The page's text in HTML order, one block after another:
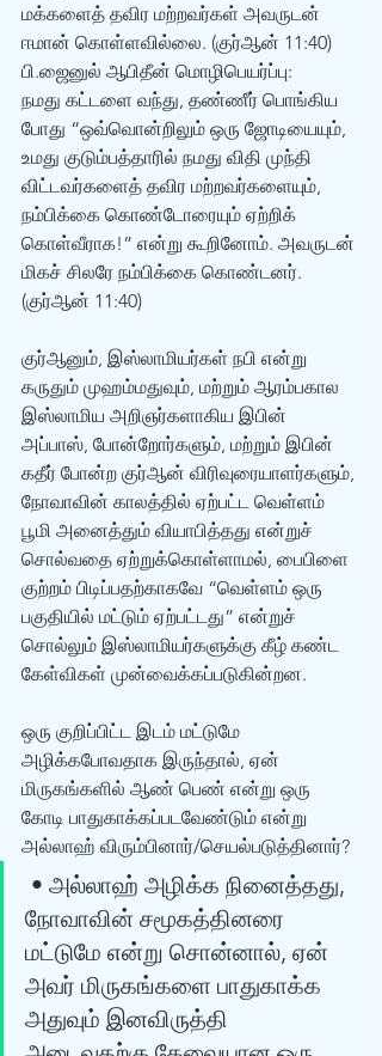
மக்களைத் தவிர மற்றவர்கள் அவருடன்
ஈமான் கொள்ளவில்லை. (குர்‍ஆன் 11:40)
பி.ஜைனுல் ஆபிதீன் மொழிபெயர்ப்பு:
நமது கட்டளை வந்து, தண்ணீர் பொங்கிய
போது “ஒவ்வொன்றிலும் ஒரு ஜோடியையும்,
உமது குடும்பத்தாரில் நமது விதி முந்தி
விட்டவர்களைத் தவிர மற்றவர்களையும்,
நம்பிக்கை கொண்டோரையும் ஏற்றிக்
கொள்வீராக!” என்று கூறினோம். அவருடன்
மிகச் சிலரே நம்பிக்கை கொண்டனர்.
(குர்‍ஆன் 11:40)
குர்‍ஆனும், இஸ்லாமியர்கள் நபி என்று
கருதும் முஹம்மதுவும், மற்றும் ஆரம்பகால
இஸ்லாமிய அறிஞர்களாகிய இபின்
அப்பாஸ், போன்றோர்களும், மற்றும் இபின்
கதீர் போன்ற குர்‍ஆன் விரிவுரையாளர்களும்,
நோவாவின் காலத்தில் ஏற்பட்ட வெள்ளம்
பூமி அனைத்தும் வியாபித்தது என்றுச்
சொல்வதை ஏற்றுக்கொள்ளாமல், பைபிளை
குற்றம் பிடிப்பதற்காகவே “வெள்ளம் ஒரு
பகுதியில் மட்டும் ஏற்பட்டது” என்றுச்
சொல்லும் இஸ்லாமியர்களுக்கு கீழ் கண்ட
கேள்விகள் முன்வைக்கப்படுகின்றன.
ஒரு குறிப்பிட்ட இடம் மட்டுமே
அழிக்கபோவதாக இருந்தால், ஏன்
மிருகங்களில் ஆண் பெண் என்று ஒரு
கோடி பாதுகாக்கப்படவேண்டும் என்று
அல்லாஹ் விரும்பினார்/செயல்படுத்தினார்?
நோவாவின் சமூகத்தினரை
மட்டுமே என்று சொன்னால், ஏன்
அவர் மிருகங்களை பாதுகாக்க
அதுவும் இனவிருத்தி